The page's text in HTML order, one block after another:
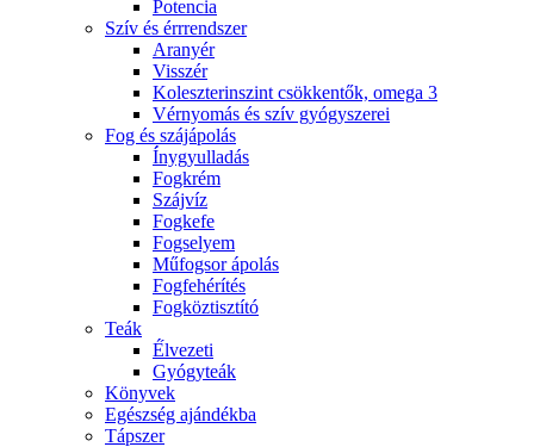
Potencia
Szív és érrrendszer
Aranyér
Visszér
Koleszterinszint csökkentők, omega 3
Vérnyomás és szív gyógyszerei
Fog és szájápolás
Í́nygyulladás
Fogkrém
Szájvíz
Fogkefe
Fogselyem
Műfogsor ápolás
Fogfehérítés
Fogköztisztító
Teák
É́lvezeti
Gyógyteák
Könyvek
Egészség ajándékba
Tápszer